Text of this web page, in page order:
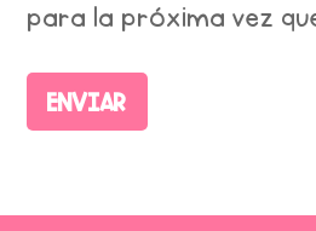
para la próxima vez
Enviar